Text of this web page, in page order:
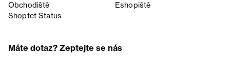
Obchodiště
Eshopiště
Shoptet Status
Máte dotaz? Zeptejte se nás